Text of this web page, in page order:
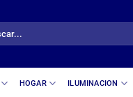
HOGAR ILUMINACION